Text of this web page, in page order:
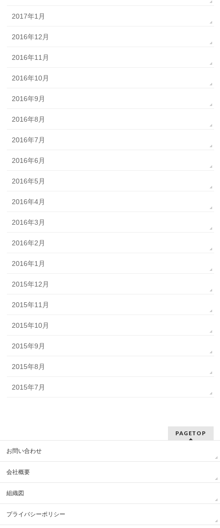
2017年1月
2016年12月
2016年11月
2016年10月
2016年9月
2016年8月
2016年7月
2016年6月
2016年5月
2016年4月
2016年3月
2016年2月
2016年1月
2015年12月
2015年11月
2015年10月
2015年9月
2015年8月
2015年7月
PAGETOP
お問い合わせ
会社概要
組織図
プライバシーポリシー